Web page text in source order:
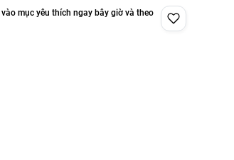
mục yêu thích ngay bây giờ và theo